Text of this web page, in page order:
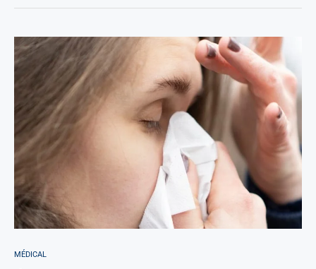
MÉDICAL